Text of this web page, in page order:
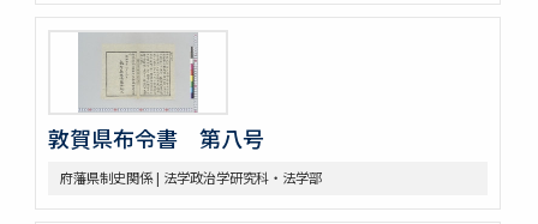
敦賀県布令書 第八号
府藩県制史関係 | 法学政治学研究科・法学部